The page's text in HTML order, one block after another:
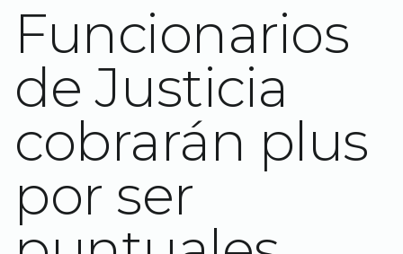
Funcionarios
de Justicia
cobrarán plus
por ser